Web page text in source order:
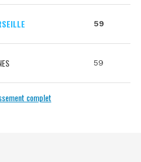
59
59
complet